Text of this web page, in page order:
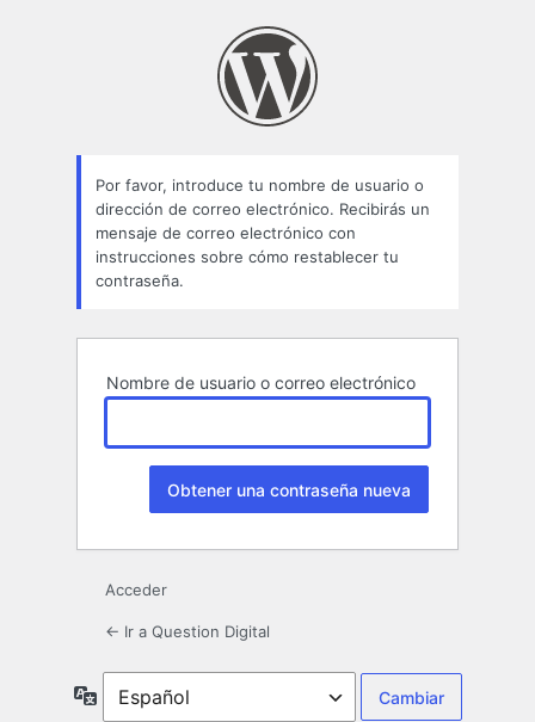
Por favor, introduce tu nombre de usuario o
dirección de correo electrónico. Recibirás un
mensaje de correo electrónico con
instrucciones sobre cómo restablecer tu
contraseña.
Nombre de usuario o correo electrónico
Acceder
← Ir a Question Digital
Idioma